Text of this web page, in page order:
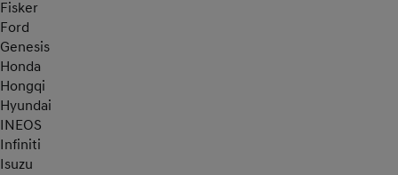
Fisker
Ford
Genesis
Honda
Hongqi
Hyundai
INEOS
Infiniti
Isuzu